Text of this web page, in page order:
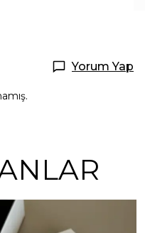
Yorum Yap